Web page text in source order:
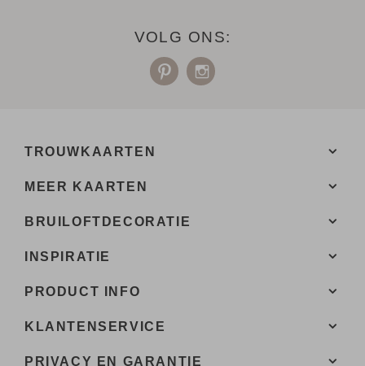
VOLG ONS:
TROUWKAARTEN
MEER KAARTEN
BRUILOFTDECORATIE
INSPIRATIE
PRODUCT INFO
KLANTENSERVICE
PRIVACY EN GARANTIE